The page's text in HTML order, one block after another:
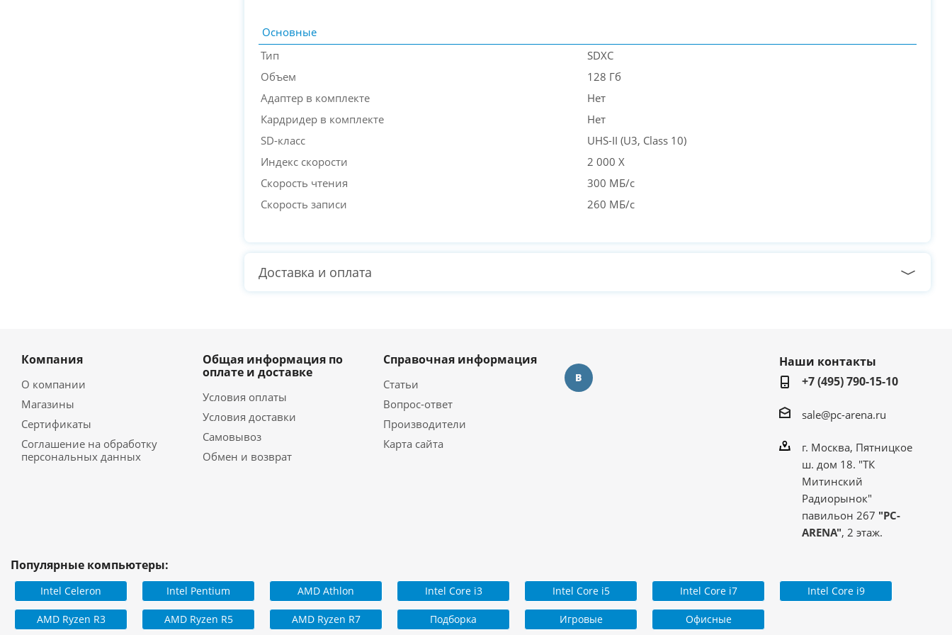
Основные
Тип
SDXC
Объем
128 Гб
Адаптер в комплекте
Нет
Кардридер в комплекте
Нет
SD-класс
UHS-II (U3, Class 10)
Индекс скорости
2 000 X
Скорость чтения
300 МБ/с
Скорость записи
260 МБ/с
Доставка и оплата
Компания
О компании
Магазины
Сертификаты
Соглашение на обработку
персональных данных
Общая информация по
оплате и доставке
Условия оплаты
Условия доставки
Самовывоз
Обмен и возврат
Справочная информация
Статьи
Вопрос-ответ
Производители
Карта сайта
Наши контакты
+7 (495) 790-15-10
sale@pc-arena.ru
г. Москва, Пятницкое
ш. дом 18. "ТК
Митинский
Радиорынок"
павильон 267 "PC-
ARENA", 2 этаж.
Популярные компьютеры:
Intel Celeron Intel Pentium AMD Athlon Intel Core i3 Intel Core i5 Intel Core i7 Intel Core i9
AMD Ryzen R3 AMD Ryzen R5 AMD Ryzen R7 Подборка Игровые Офисные